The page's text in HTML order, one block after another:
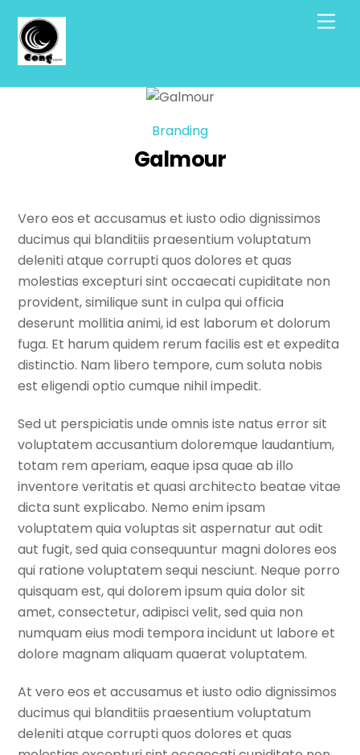
content
Branding
Galmour
Vero eos et accusamus et iusto odio dignissimos
ducimus qui blanditiis praesentium voluptatum
deleniti atque corrupti quos dolores et quas
molestias excepturi sint occaecati cupiditate non
provident, similique sunt in culpa qui officia
deserunt mollitia animi, id est laborum et dolorum
fuga. Et harum quidem rerum facilis est et expedita
distinctio. Nam libero tempore, cum soluta nobis
est eligendi optio cumque nihil impedit.
Sed ut perspiciatis unde omnis iste natus error sit
voluptatem accusantium doloremque laudantium,
totam rem aperiam, eaque ipsa quae ab illo
inventore veritatis et quasi architecto beatae vitae
dicta sunt explicabo. Nemo enim ipsam
voluptatem quia voluptas sit aspernatur aut odit
aut fugit, sed quia consequuntur magni dolores eos
qui ratione voluptatem sequi nesciunt. Neque porro
quisquam est, qui dolorem ipsum quia dolor sit
amet, consectetur, adipisci velit, sed quia non
numquam eius modi tempora incidunt ut labore et
dolore magnam aliquam quaerat voluptatem.
At vero eos et accusamus et iusto odio dignissimos
ducimus qui blanditiis praesentium voluptatum
deleniti atque corrupti quos dolores et quas